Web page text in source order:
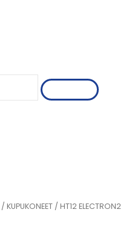
/ KUPUKONEET / HT12 ELECTRON2